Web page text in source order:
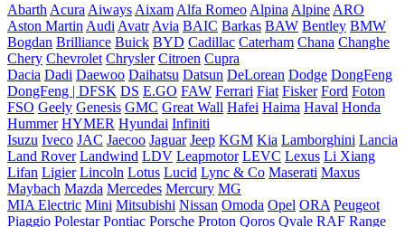
Abarth Acura Aiways Aixam Alfa Romeo Alpina Alpine ARO
Aston Martin Audi Avatr Avia BAIC Barkas BAW Bentley BMW
Bogdan Brilliance Buick BYD Cadillac Caterham Chana Changhe
Chery Chevrolet Chrysler Citroen Cupra
Dacia Dadi Daewoo Daihatsu Datsun DeLorean Dodge DongFeng
DongFeng | DFSK DS E.GO FAW Ferrari Fiat Fisker Ford Foton
FSO Geely Genesis GMC Great Wall Hafei Haima Haval Honda
Hummer HYMER Hyundai Infiniti
Isuzu Iveco JAC Jaecoo Jaguar Jeep KGM Kia Lamborghini Lancia
Land Rover Landwind LDV Leapmotor LEVC Lexus Li Xiang
Lifan Ligier Lincoln Lotus Lucid Lync & Co Maserati Maxus
Maybach Mazda Mercedes Mercury MG
MIA Electric Mini Mitsubishi Nissan Omoda Opel ORA Peugeot
Piaggio Polestar Pontiac Porsche Proton Qoros Qvale RAF Range